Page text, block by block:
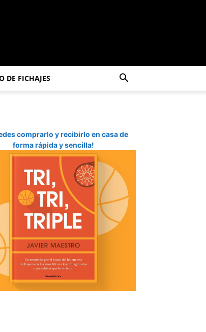
DE FICHAJES
comprarlo y recibirlo en casa de
forma rápida y sencilla!